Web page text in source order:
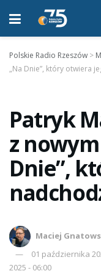
Polskie Radio Rzeszów >
„Na Dnie”, który otwiera
Patryk
z
Dnie”,
Maciej
01 października
2025 - 06:00